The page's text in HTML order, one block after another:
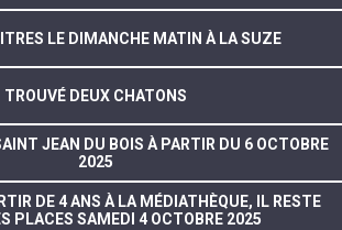
LE DIMANCHE MATIN À LA SUZE
TROUVÉ DEUX CHATONS
JEAN DU BOIS À PARTIR DU 6 OCTOBRE
2025
DE 4 ANS À LA MÉDIATHÈQUE, IL RESTE
PLACES SAMEDI 4 OCTOBRE 2025